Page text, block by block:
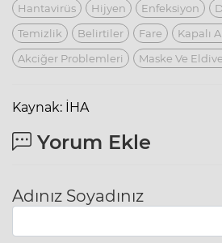
Hantavirüs Hijyen Enfeksiyon
Temizlik
Belirtiler Fare Kapalı
Akciğer Problemleri
Maske Ve
Kaynak: İHA
Yorum Ekle
Adınız Soyadınız